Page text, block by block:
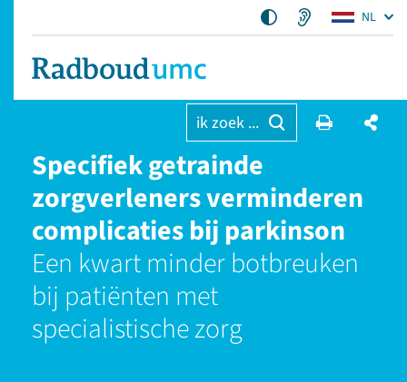
NL
ik zoek ...
Specifiek getrainde
zorgverleners verminderen
complicaties bij parkinson
Een kwart minder botbreuken
bij patiënten met
specialistische zorg